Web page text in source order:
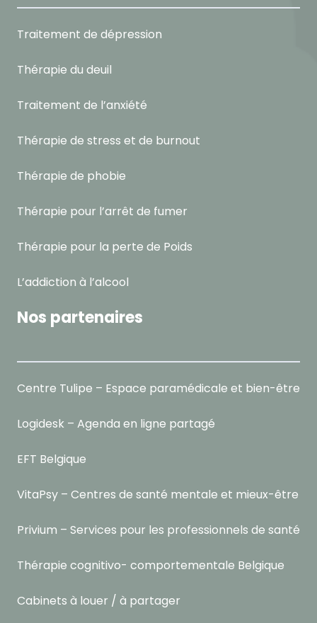
Traitement de dépression
Thérapie du deuil
Traitement de l’anxiété
Thérapie de stress et de burnout
Thérapie de phobie
Thérapie pour l’arrêt de fumer
Thérapie pour la perte de Poids
L’addiction à l’alcool
Nos partenaires
Centre Tulipe – Espace paramédicale et bien-être
Logidesk – Agenda en ligne partagé
EFT Belgique
VitaPsy – Centres de santé mentale et mieux-être
Privium – Services pour les professionnels de santé
Thérapie cognitivo- comportementale Belgique
Cabinets à louer / à partager